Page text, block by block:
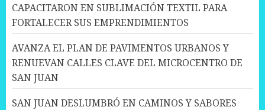
CAPACITARON EN SUBLIMACIÓN TEXTIL PARA
FORTALECER SUS EMPRENDIMIENTOS
AVANZA EL PLAN DE PAVIMENTOS URBANOS Y
RENUEVAN CALLES CLAVE DEL MICROCENTRO DE
SAN JUAN
SAN JUAN DESLUMBRÓ EN CAMINOS Y SABORES